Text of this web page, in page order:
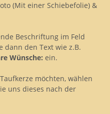
(Mit einer Schiebefolie) &
Beschriftung im Feld
dann den Text wie z.B.
Wünsche: ein.
möchten, wählen
uns dieses nach der